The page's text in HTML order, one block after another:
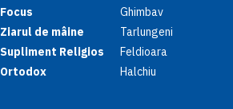
Focus
Ziarul de mâine
Supliment Religios
Ortodox
Ghimbav
Tarlungeni
Feldioara
Halchiu